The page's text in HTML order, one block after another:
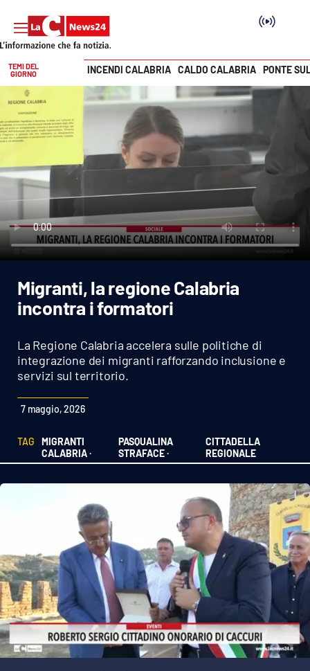
SEZIONI
Politica
Attualità
Economia e lavoro
Italia Mondo
Sport
Meteo
Ambiente
Cronaca
Cultura
Vai
TEMI DEL
GIORNO
INCENDI CALABRIA CALDO CALABRIA PONTE
Migranti, la regione Calabria
incontra i formatori
La Regione Calabria accelera sulle politiche di
integrazione dei migranti rafforzando inclusione e
servizi sul territorio.
7 maggio, 2026
TAG
MIGRANTI
CALABRIA ·
PASQUALINA
STRAFACE ·
CITTADELLA
REGIONALE